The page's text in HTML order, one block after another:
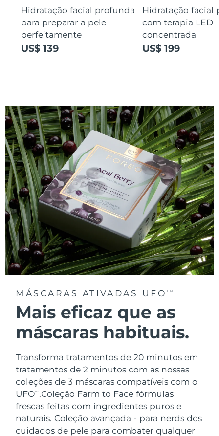
Hidratação facial profunda
para preparar a pele
perfeitamente
US$ 139
Hidratação facial
com terapia LED
concentrada
US$ 199
MÁSCARAS ATIVADAS UFOTM
Mais eficaz que as
máscaras habituais.
Transforma tratamentos de 20 minutos em
tratamentos de 2 minutos com as nossas
coleções de 3 máscaras compatíveis com o
UFOTM.Coleção Farm to Face fórmulas
frescas feitas com ingredientes puros e
naturais. Coleção avançada - para nerds dos
cuidados de pele para combater qualquer